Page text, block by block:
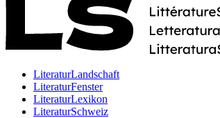
LiteraturLandschaft
LiteraturFenster
LiteraturLexikon
LiteraturSchweiz